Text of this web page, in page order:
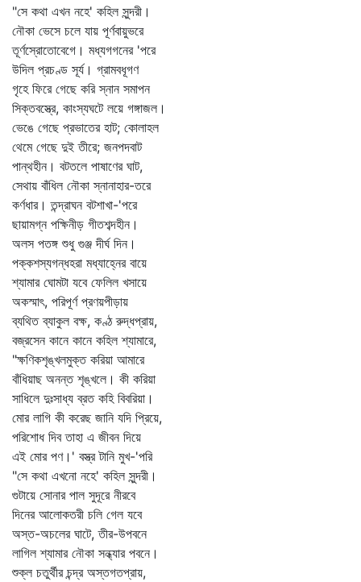
"সে কথা এখন নহে' কহিল সুন্দরী।
নৌকা ভেসে চলে যায় পূর্ণবায়ুভরে
তূর্ণস্রোতোবেগে। মধ্যগগনের 'পরে
উদিল প্রচণ্ড সূর্য। গ্রামবধূগণ
গৃহে ফিরে গেছে করি স্নান সমাপন
সিক্তবস্ত্রে, কাংস্যঘটে লয়ে গঙ্গাজল।
ভেঙে গেছে প্রভাতের হাট; কোলাহল
থেমে গেছে দুই তীরে; জনপদবাট
পান্থহীন। বটতলে পাষাণের ঘাট,
সেথায় বাঁধিল নৌকা স্নানাহার-তরে
কর্ণধার। তন্দ্রাঘন বটশাখা-'পরে
ছায়ামগ্ন পক্ষিনীড় গীতশব্দহীন।
অলস পতঙ্গ শুধু গুঞ্জ দীর্ঘ দিন।
পক্কশস্যগন্ধহরা মধ্যাহ্নের বায়ে
শ্যামার ঘোমটা যবে ফেলিল খসায়ে
অকস্মাৎ, পরিপূর্ণ প্রণয়পীড়ায়
ব্যথিত ব্যাকুল বক্ষ, কণ্ঠ রুদ্ধপ্রায়,
বজ্রসেন কানে কানে কহিল শ্যামারে,
"ক্ষণিকশৃঙ্খলমুক্ত করিয়া আমারে
বাঁধিয়াছ অনন্ত শৃঙ্খলে। কী করিয়া
সাধিলে দুঃসাধ্য ব্রত কহি বিবরিয়া।
মোর লাগি কী করেছ জানি যদি প্রিয়ে,
পরিশোধ দিব তাহা এ জীবন দিয়ে
এই মোর পণ।' বস্ত্র টানি মুখ-'পরি
"সে কথা এখনো নহে' কহিল সুন্দরী।
গুটায়ে সোনার পাল সুদূরে নীরবে
দিনের আলোকতরী চলি গেল যবে
অস্ত-অচলের ঘাটে, তীর-উপবনে
লাগিল শ্যামার নৌকা সন্ধ্যার পবনে।
শুক্ল চতুর্থীর চন্দ্র অস্তগতপ্রায়,